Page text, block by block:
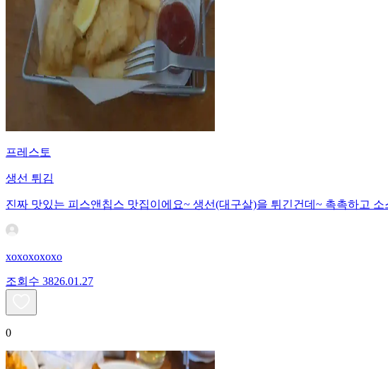
프레스토
생선 튀김
진짜 맛있는 피스앤칩스 맛집이에요~ 생선(대구살)을 튀긴건데~ 촉촉하고
xoxoxoxoxo
조회수 3826.01.27
0